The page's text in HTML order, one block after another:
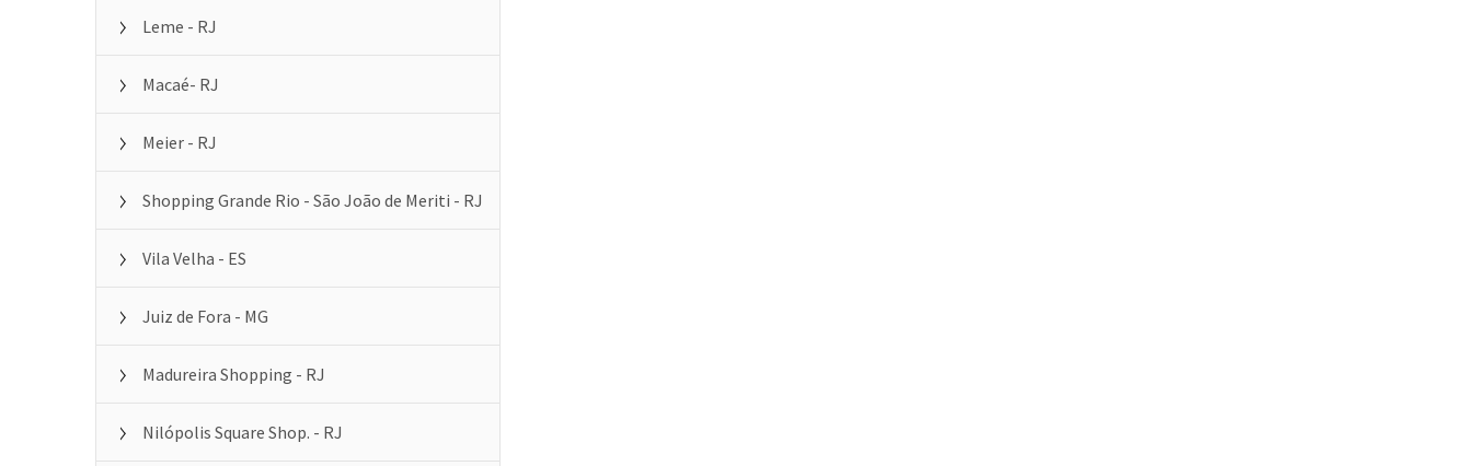
Leme - RJ
Macaé- RJ
Meier - RJ
Shopping Grande Rio - São João de Meriti - RJ
Vila Velha - ES
Juiz de Fora - MG
Madureira Shopping - RJ
Nilópolis Square Shop. - RJ